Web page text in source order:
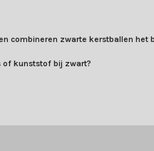
combineren zwarte kerstballen het
of kunststof bij zwart?